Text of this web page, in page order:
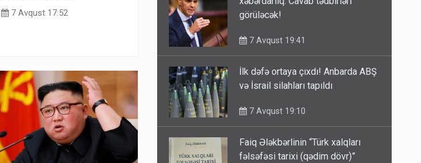
7 Avqust 17:52
görüləcək!
7 Avqust 19:41
İlk dəfə ortaya çıxdı! Anbarda ABŞ
və İsrail silahları tapıldı
7 Avqust 19:10
Faiq Ələkbərlinin “Türk xalqları
fəlsəfəsi tarixi (qədim dövr)”